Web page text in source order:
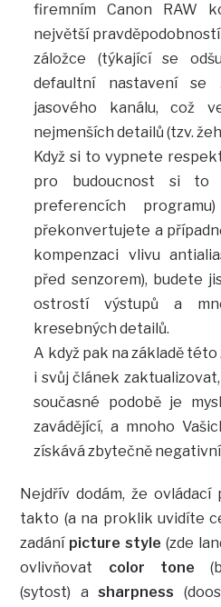
firemním Canon RAW
největší
záložce (týkající se
defaultní nastavení se
jasového kanálu, což
nejmenších detailů (tzv.
Když si to vypnete
pro budoucnost si
preferencích
překonvertujete a
kompenzaci vlivu
před senzorem), budete
ostrostí výstupů a
kresebných detailů.
A když pak na základě
i svůj článek
současné podobě je
zavádějící, a mnoho
získává zbytečně
Nejdřív dodám, že
takto (a na proklik uvidíte
zadání picture style (zde
ovlivňovat color tone
(sytost) asharpness